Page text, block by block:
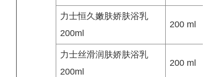
力士恒久嫩肤娇肤浴乳
200ml
200 ml
力士丝滑润肤娇肤浴乳
200ml
200 ml